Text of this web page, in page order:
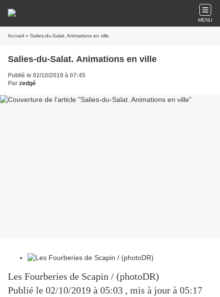
MENU
Accueil » Salies-du-Salat. Animations en ville
Salies-du-Salat. Animations en ville
Publié le 02/10/2019 à 07:45
Par zedgé
Les Fourberies de Scapin / (photoDR)
Publié le 02/10/2019 à 05:03 , mis à jour à 05:17